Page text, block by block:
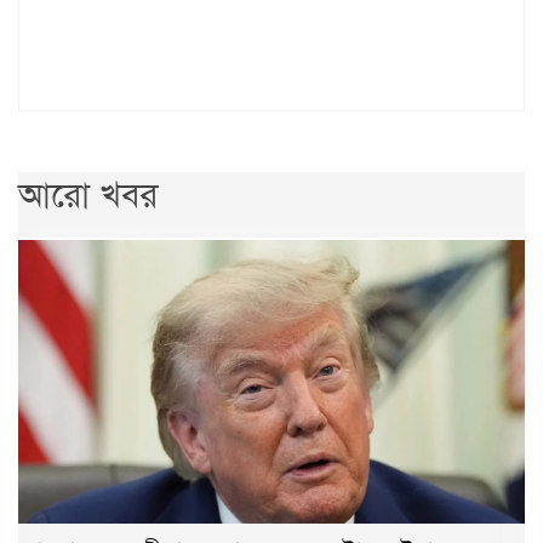
আরো খবর